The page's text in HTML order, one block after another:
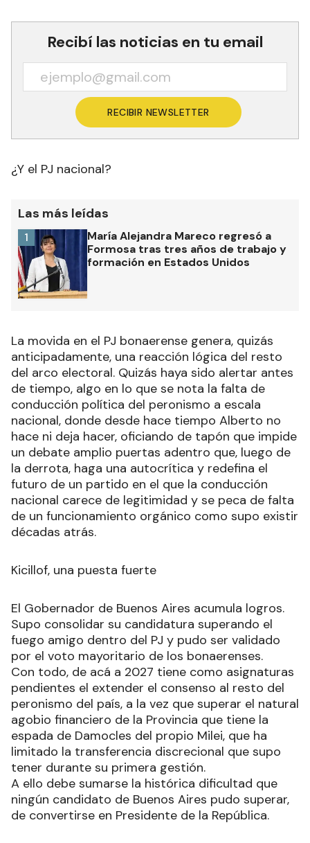
Recibí las noticias en tu email
RECIBIR NEWSLETTER
¿Y el PJ nacional?
Las más leídas
María Alejandra Mareco regresó a
Formosa tras tres años de trabajo y
formación en Estados Unidos
1
La movida en el PJ bonaerense genera, quizás
anticipadamente, una reacción lógica del resto
del arco electoral. Quizás haya sido alertar antes
de tiempo, algo en lo que se nota la falta de
conducción política del peronismo a escala
nacional, donde desde hace tiempo Alberto no
hace ni deja hacer, oficiando de tapón que impide
un debate amplio puertas adentro que, luego de
la derrota, haga una autocrítica y redefina el
futuro de un partido en el que la conducción
nacional carece de legitimidad y se peca de falta
de un funcionamiento orgánico como supo existir
décadas atrás.
Kicillof, una puesta fuerte
El Gobernador de Buenos Aires acumula logros.
Supo consolidar su candidatura superando el
fuego amigo dentro del PJ y pudo ser validado
por el voto mayoritario de los bonaerenses.
Con todo, de acá a 2027 tiene como asignaturas
pendientes el extender el consenso al resto del
peronismo del país, a la vez que superar el natural
agobio financiero de la Provincia que tiene la
espada de Damocles del propio Milei, que ha
limitado la transferencia discrecional que supo
tener durante su primera gestión.
A ello debe sumarse la histórica dificultad que
ningún candidato de Buenos Aires pudo superar,
de convertirse en Presidente de la República.